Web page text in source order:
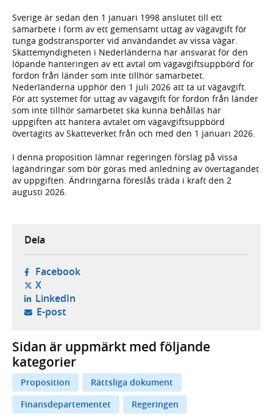
Sverige är sedan den 1 januari 1998 anslutet till ett
samarbete i form av ett gemensamt uttag av vägavgift för
tunga godstransporter vid användandet av vissa vägar.
Skattemyndigheten i Nederländerna har ansvarat för den
löpande hanteringen av ett avtal om vägavgiftsuppbörd för
fordon från länder som inte tillhör samarbetet.
Nederländerna upphör den 1 juli 2026 att ta ut vägavgift.
För att systemet för uttag av vägavgift för fordon från länder
som inte tillhör samarbetet ska kunna behållas har
uppgiften att hantera avtalet om vägavgiftsuppbörd
övertagits av Skatteverket från och med den 1 januari 2026.
I denna proposition lämnar regeringen förslag på vissa
lagändringar som bör göras med anledning av övertagandet
av uppgiften. Ändringarna föreslås träda i kraft den 2
augusti 2026.
Dela
Facebook- öppnas i ny flik, extern webbplats,
X- öppnas i ny flik, extern webbplats,
LinkedIn- öppnas i ny flik, extern webbplats,
E-post- öppnar din e-postklient,
Sidan är uppmärkt med följande
kategorier
Proposition
Rättsliga dokument
Finansdepartementet
Regeringen